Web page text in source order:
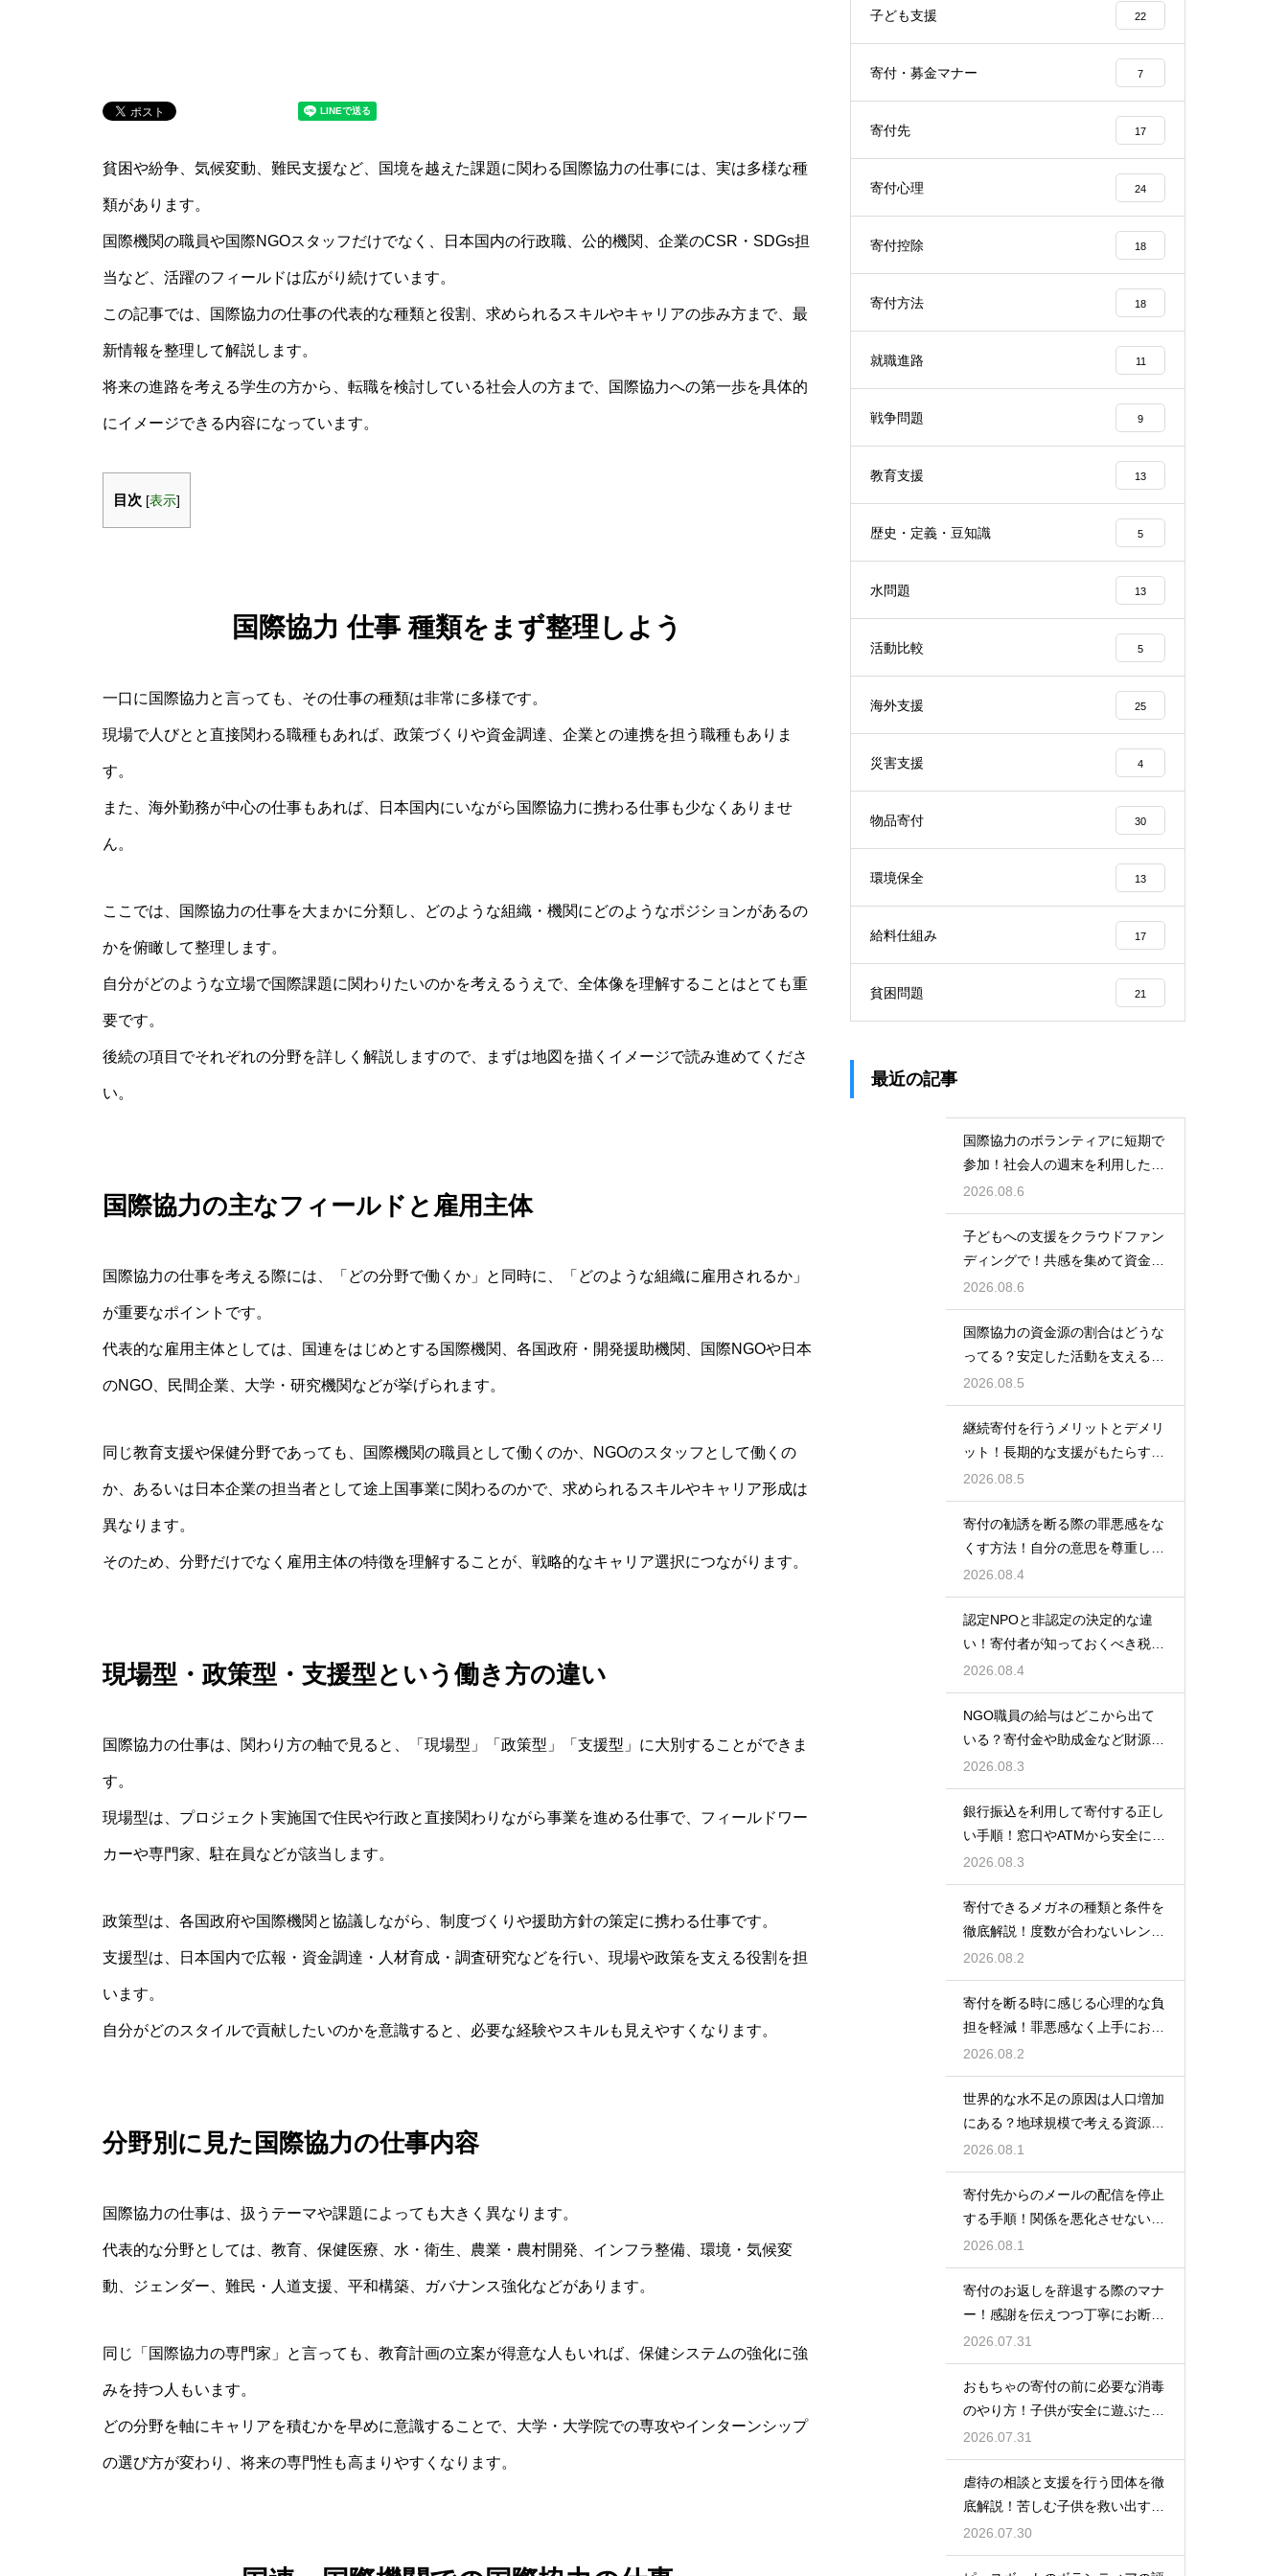
貧困や紛争、気候変動、難民支援など、国境を越えた課題に関わる国際協力の仕事には、実は多様な種
類があります。
国際機関の職員や国際NGOスタッフだけでなく、日本国内の行政職、公的機関、企業のCSR・SDGs担
当など、活躍のフィールドは広がり続けています。
この記事では、国際協力の仕事の代表的な種類と役割、求められるスキルやキャリアの歩み方まで、最
新情報を整理して解説します。
将来の進路を考える学生の方から、転職を検討している社会人の方まで、国際協力への第一歩を具体的
にイメージできる内容になっています。
目次 [表示]
国際協力 仕事 種類をまず整理しよう
一口に国際協力と言っても、その仕事の種類は非常に多様です。
現場で人びとと直接関わる職種もあれば、政策づくりや資金調達、企業との連携を担う職種もありま
す。
また、海外勤務が中心の仕事もあれば、日本国内にいながら国際協力に携わる仕事も少なくありませ
ん。
ここでは、国際協力の仕事を大まかに分類し、どのような組織・機関にどのようなポジションがあるの
かを俯瞰して整理します。
自分がどのような立場で国際課題に関わりたいのかを考えるうえで、全体像を理解することはとても重
要です。
後続の項目でそれぞれの分野を詳しく解説しますので、まずは地図を描くイメージで読み進めてくださ
い。
国際協力の主なフィールドと雇用主体
国際協力の仕事を考える際には、「どの分野で働くか」と同時に、「どのような組織に雇用されるか」
が重要なポイントです。
代表的な雇用主体としては、国連をはじめとする国際機関、各国政府・開発援助機関、国際NGOや日本
のNGO、民間企業、大学・研究機関などが挙げられます。
同じ教育支援や保健分野であっても、国際機関の職員として働くのか、NGOのスタッフとして働くの
か、あるいは日本企業の担当者として途上国事業に関わるのかで、求められるスキルやキャリア形成は
異なります。
そのため、分野だけでなく雇用主体の特徴を理解することが、戦略的なキャリア選択につながります。
現場型・政策型・支援型という働き方の違い
国際協力の仕事は、関わり方の軸で見ると、「現場型」「政策型」「支援型」に大別することができま
す。
現場型は、プロジェクト実施国で住民や行政と直接関わりながら事業を進める仕事で、フィールドワー
カーや専門家、駐在員などが該当します。
政策型は、各国政府や国際機関と協議しながら、制度づくりや援助方針の策定に携わる仕事です。
支援型は、日本国内で広報・資金調達・人材育成・調査研究などを行い、現場や政策を支える役割を担
います。
自分がどのスタイルで貢献したいのかを意識すると、必要な経験やスキルも見えやすくなります。
分野別に見た国際協力の仕事内容
国際協力の仕事は、扱うテーマや課題によっても大きく異なります。
代表的な分野としては、教育、保健医療、水・衛生、農業・農村開発、インフラ整備、環境・気候変
動、ジェンダー、難民・人道支援、平和構築、ガバナンス強化などがあります。
同じ「国際協力の専門家」と言っても、教育計画の立案が得意な人もいれば、保健システムの強化に強
みを持つ人もいます。
どの分野を軸にキャリアを積むかを早めに意識することで、大学・大学院での専攻やインターンシップ
の選び方が変わり、将来の専門性も高まりやすくなります。
子ども支援 22
寄付・募金マナー 7
寄付先 17
寄付心理 24
寄付控除 18
寄付方法 18
就職進路 11
戦争問題 9
教育支援 13
歴史・定義・豆知識 5
水問題 13
活動比較 5
海外支援 25
災害支援 4
物品寄付 30
環境保全 13
給料仕組み 17
貧困問題 21
最近の記事
国際協力のボランティアに短期で
参加！社会人の週末を利用した社
会貢献
2026.08.6
子どもへの支援をクラウドファン
ディングで！共感を集めて資金を
調達する
2026.08.6
国際協力の資金源の割合はどうな
ってる？安定した活動を支えるお
金の裏側
2026.08.5
継続寄付を行うメリットとデメリ
ット！長期的な支援がもたらす影
響を徹底解説
2026.08.5
寄付の勧誘を断る際の罪悪感をな
くす方法！自分の意思を尊重して
丁寧に対応
2026.08.4
認定NPOと非認定の決定的な違
い！寄付者が知っておくべき税の
優遇
2026.08.4
NGO職員の給与はどこから出て
いる？寄付金や助成金など財源の
仕組みを徹底解説
2026.08.3
銀行振込を利用して寄付する正し
い手順！窓口やATMから安全に支
援金を送る方法
2026.08.3
寄付できるメガネの種類と条件を
徹底解説！度数が合わないレンズ
でも大丈夫
2026.08.2
寄付を断る時に感じる心理的な負
担を軽減！罪悪感なく上手にお断
りする
2026.08.2
世界的な水不足の原因は人口増加
にある？地球規模で考える資源と
対策
2026.08.1
寄付先からのメールの配信を停止
する手順！関係を悪化させないス
マートなマナー
2026.08.1
寄付のお返しを辞退する際のマナ
ー！感謝を伝えつつ丁寧にお断り
する
2026.07.31
おもちゃの寄付の前に必要な消毒
のやり方！子供が安全に遊ぶため
の思いやり
2026.07.31
虐待の相談と支援を行う団体を徹
底解説！苦しむ子供を救い出すた
めの窓口
2026.07.30